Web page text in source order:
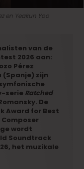
en Yeakun Yoo
van de
2026 aan:
Pérez
(Spanje) zijn
serie Ratched
De
Award for Best
wordt
Soundtrack
het muzikale